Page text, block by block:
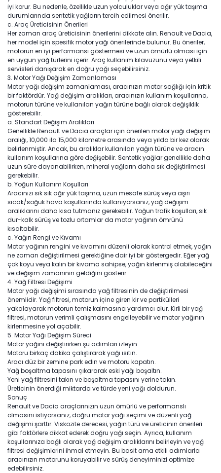
iyi korur. Bu nedenle, özellikle uzun yolculuklar veya ağır yük taşıma
durumlarında sentetik yağların tercih edilmesi önerilir.
c. Araç Üreticisinin Önerileri
Her zaman araç üreticisinin önerilerini dikkate alın. Renault ve Dacia,
her model için spesifik motor yağı önerilerinde bulunur. Bu öneriler,
motorun en iyi performansı göstermesi ve uzun ömürlü olması için
en uygun yağ türlerini içerir. Araç kullanım kılavuzunu veya yetkili
servisleri danışarak en doğru yağı seçebilirsiniz.
3.⁠ ⁠Motor Yağı Değişim Zamanlaması
Motor yağı değişim zamanlaması, aracınızın motor sağlığı için kritik
bir faktördür. Yağ değişim aralıkları, aracınızın kullanım koşullarına,
motorun türüne ve kullanılan yağın türüne bağlı olarak değişiklik
gösterebilir.
a. Standart Değişim Aralıkları
Genellikle Renault ve Dacia araçlar için önerilen motor yağı değişim
aralığı, 10,000 ila 15,000 kilometre arasında veya yılda bir kez olarak
belirlenmiştir. Ancak, bu aralıklar kullanılan yağın türüne ve aracın
kullanım koşullarına göre değişebilir. Sentetik yağlar genellikle daha
uzun süre dayanabilirken, mineral yağların daha sık değiştirilmesi
gerekebilir.
b. Yoğun Kullanım Koşulları
Aracınızı sık sık ağır yük taşıma, uzun mesafe sürüş veya aşırı
sıcak/soğuk hava koşullarında kullanıyorsanız, yağ değişim
aralıklarını daha kısa tutmanız gerekebilir. Yoğun trafik koşulları, sık
dur-kalk sürüş ve tozlu ortamlar da motor yağının ömrünü
kısaltabilir.
c. Yağın Rengi ve Kıvamı
Motor yağının rengini ve kıvamını düzenli olarak kontrol etmek, yağın
ne zaman değiştirilmesi gerektiğine dair iyi bir göstergedir. Eğer yağ
çok koyu veya kalın bir kıvama sahipse, yağın kirlenmiş olabileceğini
ve değişim zamanının geldiğini gösterir.
4.⁠ ⁠Yağ Filtresi Değişimi
Motor yağı değişimi sırasında yağ filtresinin de değiştirilmesi
önemlidir. Yağ filtresi, motorun içine giren kir ve partikülleri
yakalayarak motorun temiz kalmasına yardımcı olur. Kirli bir yağ
filtresi, motorun verimli çalışmasını engelleyebilir ve motor yağının
kirlenmesine yol açabilir.
5.⁠ ⁠Motor Yağı Değişim Süreci
Motor yağını değiştirirken şu adımları izleyin:
Motoru birkaç dakika çalıştırarak yağı ısıtın.
Aracı düz bir zemine park edin ve motoru kapatın.
Yağ boşaltma tapasını çıkararak eski yağı boşaltın.
Yeni yağ filtresini takın ve boşaltma tapasını yerine takın.
Üreticinin önerdiği miktarda ve türde yeni yağı doldurun.
Sonuç
Renault ve Dacia araçlarınızın uzun ömürlü ve performanslı
olmasını istiyorsanız, doğru motor yağı seçimi ve düzenli yağ
değişimi şarttır. Viskozite derecesi, yağın türü ve üreticinin önerileri
gibi faktörlere dikkat ederek doğru yağı seçin. Ayrıca, kullanım
koşullarınıza bağlı olarak yağ değişim aralıklarını belirleyin ve yağ
filtresi değişimlerini ihmal etmeyin. Bu basit ama etkili adımlarla
aracınızın motorunu koruyabilir ve sürüş deneyiminizi optimize
edebilirsiniz.